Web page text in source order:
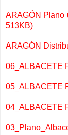
ARAGÓN Plano
513KB)
ARAGÓN
06_ALBACETE
05_ALBACETE
04_ALBACETE